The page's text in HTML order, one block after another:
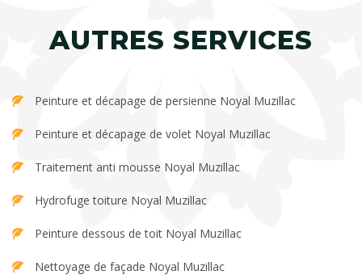
AUTRES SERVICES
Peinture et décapage de persienne Noyal Muzillac
Peinture et décapage de volet Noyal Muzillac
Traitement anti mousse Noyal Muzillac
Hydrofuge toiture Noyal Muzillac
Peinture dessous de toit Noyal Muzillac
Nettoyage de façade Noyal Muzillac